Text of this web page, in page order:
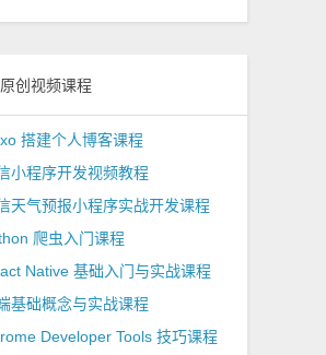
原创视频课程